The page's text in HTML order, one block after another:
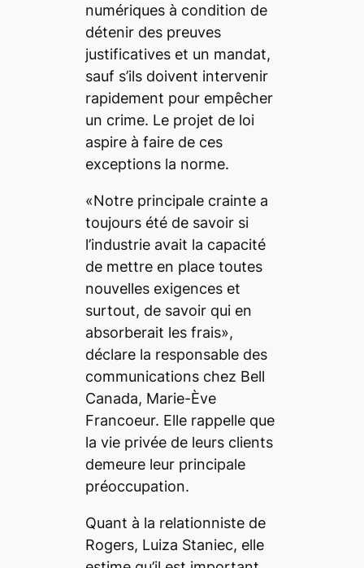
numériques à condition de
détenir des preuves
justificatives et un mandat,
sauf s’ils doivent intervenir
rapidement pour empêcher
un crime. Le projet de loi
aspire à faire de ces
exceptions la norme.
«Notre principale crainte a
toujours été de savoir si
l’industrie avait la capacité
de mettre en place toutes
nouvelles exigences et
surtout, de savoir qui en
absorberait les frais»,
déclare la responsable des
communications chez Bell
Canada, Marie-Ève
Francoeur. Elle rappelle que
la vie privée de leurs clients
demeure leur principale
préoccupation.
Quant à la relationniste de
Rogers, Luiza Staniec, elle